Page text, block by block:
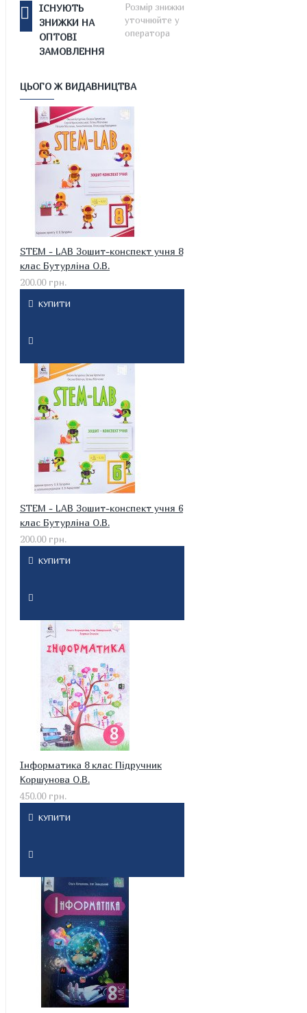
ІСНУЮТЬ
ЗНИЖКИ НА
ОПТОВІ
ЗАМОВЛЕННЯ
Розмір знижки
уточнюйте у
оператора
ЦЬОГО Ж ВИДАВНИЦТВА
STEM - LAB Зошит-конспект учня 8
клас Бутурліна О.В.
200.00 грн.
КУПИТИ
STEM - LAB Зошит-конспект учня 6
клас Бутурліна О.В.
200.00 грн.
КУПИТИ
Інформатика 8 клас Підручник
Коршунова О.В.
450.00 грн.
КУПИТИ